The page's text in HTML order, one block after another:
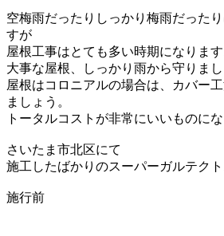
空梅雨だったりしっかり梅雨だった
すが
屋根工事はとても多い時期になります
大事な屋根、しっかり雨から守りまし
屋根はコロニアルの場合は、カバー
ましょう。
トータルコストが非常にいいものにな
さいたま市北区にて
施工したばかりのスーパーガルテクト
施行前